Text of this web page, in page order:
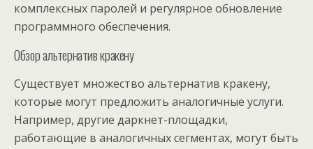
комплексных паролей и регулярное обновление
программного обеспечения.
Обзор альтернатив кракену
Существует множество альтернатив кракену,
которые могут предложить аналогичные услуги.
Например, другие даркнет-площадки,
работающие в аналогичных сегментах, могут быть